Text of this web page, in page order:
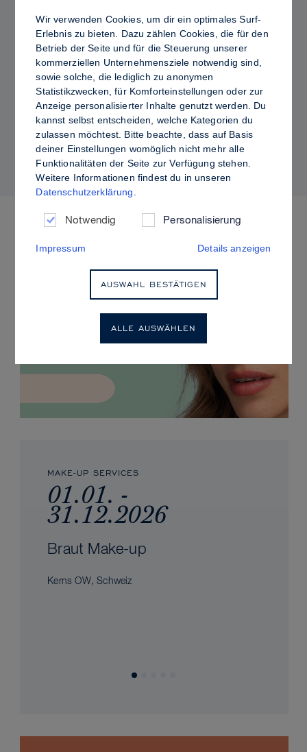
PRO TIPS
Dewy vs. Oily Skin: So fixierst du Sculpt &
Glow für ein strahlendes Finish mit
kontrolliertem Glanz
ANSTEHENDE VERANSTALTUNGEN
MAKE-UP SERVICES
01.01. -
31.12.2026
Braut Make-up
Kerns OW, Schweiz
Wir verwenden Cookies, um dir ein optimales Surf-
Erlebnis zu bieten. Dazu zählen Cookies, die für den
Betrieb der Seite und für die Steuerung unserer
kommerziellen Unternehmensziele notwendig sind,
sowie solche, die lediglich zu anonymen
Statistikzwecken, für Komforteinstellungen oder zur
Anzeige personalisierter Inhalte genutzt werden. Du
kannst selbst entscheiden, welche Kategorien du
zulassen möchtest. Bitte beachte, dass auf Basis
deiner Einstellungen womöglich nicht mehr alle
Funktionalitäten der Seite zur Verfügung stehen.
Weitere Informationen findest du in unseren
Datenschutzerklärung
Notwendig Personalisierung
Impressum Details anzeigen
AUSWAHL BESTÄTIGEN
ALLE AUSWÄHLEN